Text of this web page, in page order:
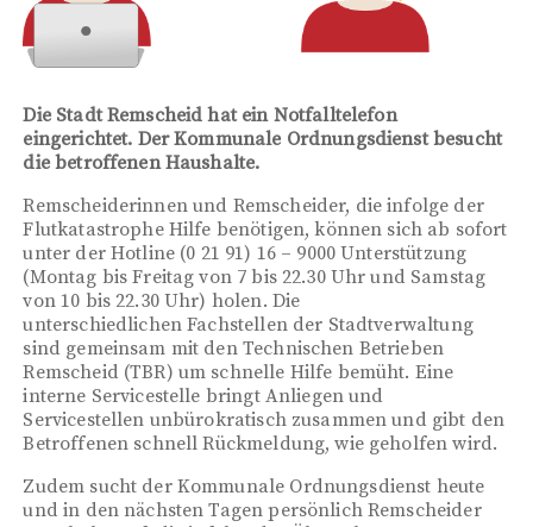
Die Stadt Remscheid hat ein Notfalltelefon
eingerichtet. Der Kommunale Ordnungsdienst besucht
die betroffenen Haushalte.
Remscheiderinnen und Remscheider, die infolge der
Flutkatastrophe Hilfe benötigen, können sich ab sofort
unter der Hotline (0 21 91) 16 – 9000 Unterstützung
(Montag bis Freitag von 7 bis 22.30 Uhr und Samstag
von 10 bis 22.30 Uhr) holen. Die
unterschiedlichen Fachstellen der Stadtverwaltung
sind gemeinsam mit den Technischen Betrieben
Remscheid (TBR) um schnelle Hilfe bemüht. Eine
interne Servicestelle bringt Anliegen und
Servicestellen unbürokratisch zusammen und gibt den
Betroffenen schnell Rückmeldung, wie geholfen wird.
Zudem sucht der Kommunale Ordnungsdienst heute
und in den nächsten Tagen persönlich Remscheider